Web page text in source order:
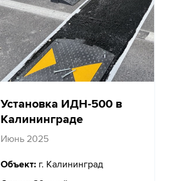
Установка ИДН-500 в
Калининграде
Июнь 2025
Объект: г. Калининград